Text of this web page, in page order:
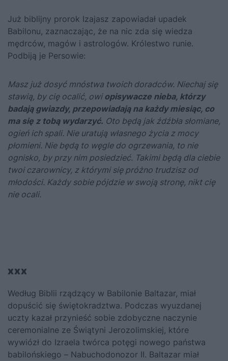
Już biblijny prorok Izajasz zapowiadał upadek
Babilonu, zaznaczając, że na nic zda się wiedza
mędrców, magów i astrologów. Królestwo runie.
Podbiją je Persowie:
Masz już dosyć mnóstwa twoich doradców. Niechaj się
stawią, by cię ocalić, owi opisywacze nieba, którzy
badają gwiazdy, przepowiadają na każdy miesiąc, co
ma się z tobą wydarzyć. Oto będą jak źdźbła słomiane,
ogień ich spali. Nie uratują własnego życia z mocy
płomieni. Nie będą to węgle do ogrzewania, to nie
ognisko, by przy nim posiedzieć. Takimi będą dla ciebie
twoi czarownicy, z którymi się próżno trudzisz od
młodości. Każdy sobie pójdzie w swoją stronę, nikt cię
nie ocali.
xxx
Według Biblii rządzący w Babilonie Baltazar, miał
dopuścić się świętokradztwa. Podczas wyuzdanej
uczty kazał przynieść sobie zdobyczne naczynie
ceremonialne ze Świątyni Jerozolimskiej, które
wywiózł do Izraela twórca potęgi nowego państwa
babilońskiego – Nabuchodonozor II. Baltazar miał